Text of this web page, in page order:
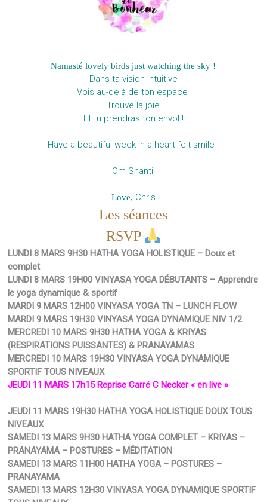
Namasté lovely birds just watching the sky !
Dans ta vision intuitive
Vois au-delà de ton espace
Trouve la joie
Et tu prendras ton envol !
Have a beautiful week in a heart-felt smile !
Om Shanti,
Love, Chris
Les séances
RSVP
LUNDI 8 MARS 9H30 HATHA YOGA HOLISTIQUE – Doux et
complet
LUNDI 8 MARS 19H00 VINYASA YOGA DÉBUTANTS – Apprendre
le yoga dynamique & sportif
MARDI 9 MARS 12H00 VINYASA YOGA TN – LUNCH FLOW
MARDI 9 MARS 19H30 VINYASA YOGA DYNAMIQUE NIV 1/2
MERCREDI 10 MARS 9H30 HATHA YOGA & KRIYAS
(RESPIRATIONS PUISSANTES) & PRANAYAMAS
MERCREDI 10 MARS 19H30 VINYASA YOGA DYNAMIQUE
SPORTIF TOUS NIVEAUX
JEUDI 11 MARS 17h15 Reprise Carré C Necker « en live »
JEUDI 11 MARS 19H30 HATHA YOGA HOLISTIQUE DOUX TOUS
NIVEAUX
SAMEDI 13 MARS 9H30 HATHA YOGA COMPLET – KRIYAS –
PRANAYAMA – POSTURES – MÉDITATION
SAMEDI 13 MARS 11H00 HATHA YOGA – POSTURES –
PRANAYAMA
SAMEDI 13 MARS 12H30 VINYASA YOGA DYNAMIQUE SPORTIF